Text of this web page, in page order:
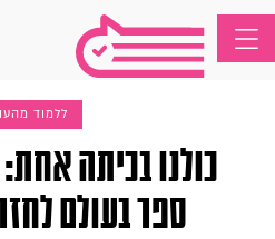
ללמוד
כולנו בכיתה
ספר בעולם